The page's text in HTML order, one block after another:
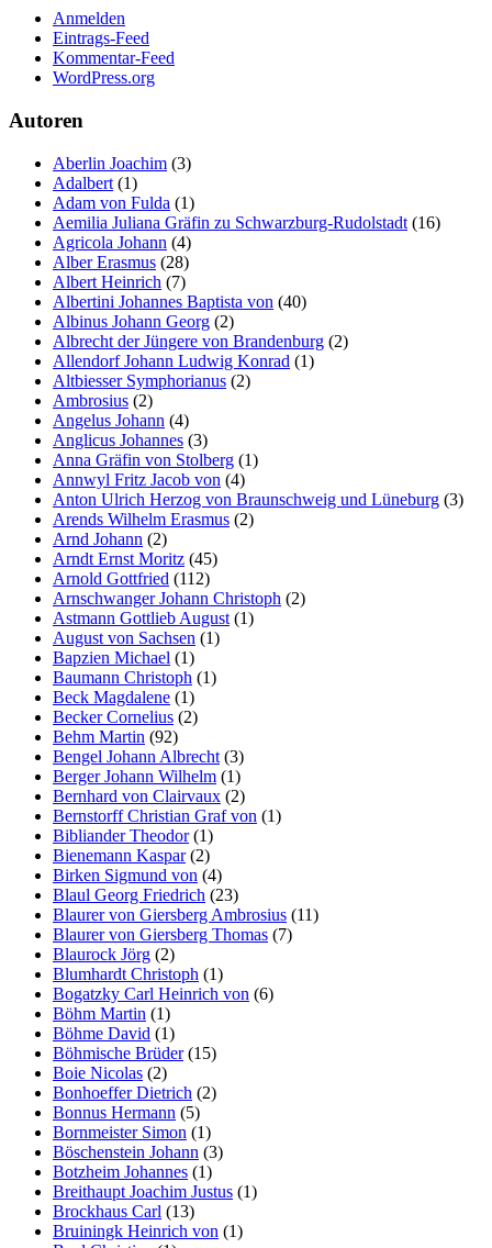
Anmelden
Eintrags-Feed
Kommentar-Feed
WordPress.org
Autoren
Aberlin Joachim (3)
Adalbert (1)
Adam von Fulda (1)
Aemilia Juliana Gräfin zu Schwarzburg-Rudolstadt (16)
Agricola Johann (4)
Alber Erasmus (28)
Albert Heinrich (7)
Albertini Johannes Baptista von (40)
Albinus Johann Georg (2)
Albrecht der Jüngere von Brandenburg (2)
Allendorf Johann Ludwig Konrad (1)
Altbiesser Symphorianus (2)
Ambrosius (2)
Angelus Johann (4)
Anglicus Johannes (3)
Anna Gräfin von Stolberg (1)
Annwyl Fritz Jacob von (4)
Anton Ulrich Herzog von Braunschweig und Lüneburg (3)
Arends Wilhelm Erasmus (2)
Arnd Johann (2)
Arndt Ernst Moritz (45)
Arnold Gottfried (112)
Arnschwanger Johann Christoph (2)
Astmann Gottlieb August (1)
August von Sachsen (1)
Bapzien Michael (1)
Baumann Christoph (1)
Beck Magdalene (1)
Becker Cornelius (2)
Behm Martin (92)
Bengel Johann Albrecht (3)
Berger Johann Wilhelm (1)
Bernhard von Clairvaux (2)
Bernstorff Christian Graf von (1)
Bibliander Theodor(1)
Bienemann Kaspar(2)
Birken Sigmund von (4)
Blaul Georg Friedrich (23)
Blaurer von Giersberg Ambrosius (11)
Blaurer von Giersberg Thomas (7)
Blaurock Jörg (2)
Blumhardt Christoph (1)
Bogatzky Carl Heinrich von (6)
Böhm Martin (1)
Böhme David (1)
Böhmische Brüder(15)
Boie Nicolas (2)
Bonhoeffer Dietrich (2)
Bonnus Hermann (5)
Bornmeister Simon (1)
Böschenstein Johann (3)
Botzheim Johannes (1)
Breithaupt Joachim Justus (1)
Brockhaus Carl (13)
Bruiningk Heinrich von (1)